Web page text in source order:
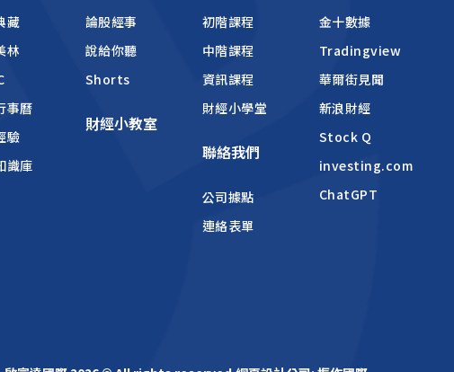
藏
林
事曆
驗
識庫
論股經事
說給你聽
Shorts
財經小教室
初階課程
中階課程
資訊課程
財經小學堂
聯絡我們
公司據點
連絡表單
金十數據
Tradingview
華爾街見聞
新浪財經
Stock Q
investing.com
ChatGPT